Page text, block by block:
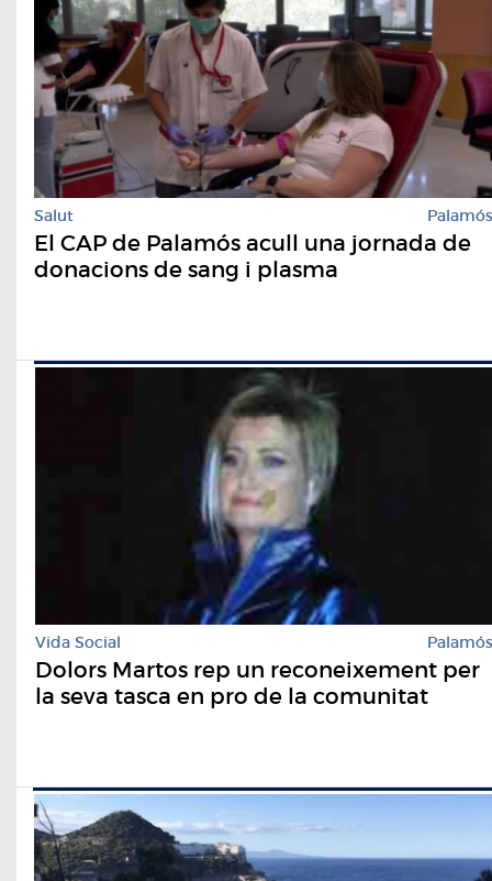
Salut Palamós
El CAP de Palamós acull una jornada de
donacions de sang i plasma
Vida Social Palamós
Dolors Martos rep un reconeixement per
la seva tasca en pro de la comunitat